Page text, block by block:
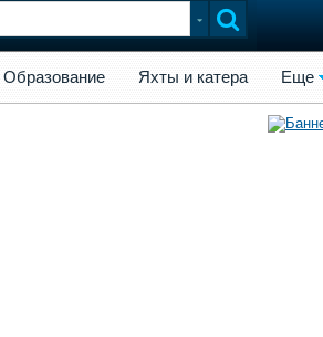
Образование Яхты и катера Еще